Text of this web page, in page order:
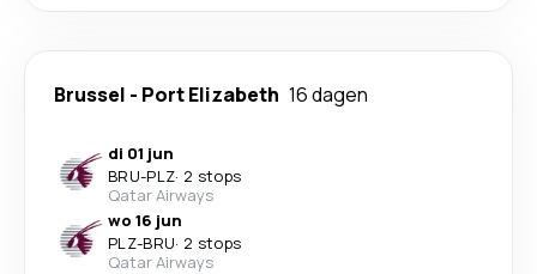
Brussel - Port Elizabeth 16 dagen
di 01 jun
BRU-PLZ· 2 stops
Qatar Airways
wo 16 jun
PLZ-BRU· 2 stops
Qatar Airways